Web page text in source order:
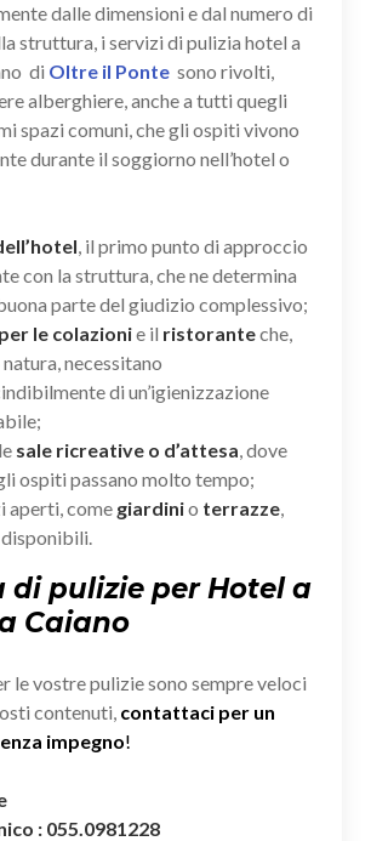
dalle dimensioni e dal numero di
struttura, i servizi di pulizia hotel a
di Oltre il Ponte sono rivolti,
alberghiere, anche a tutti quegli
spazi comuni, che gli ospiti vivono
durante il soggiorno nell’hotel o
, il primo punto di approccio
con la struttura, che ne determina
parte del giudizio complessivo;
le colazionie il ristoranteche,
necessitano
di un’igienizzazione
sale ricreative o d’attesa, dove
ospiti passano molto tempo;
aperti, come giardinio terrazze,
di pulizie per Hotel a
Caiano
le vostre pulizie sono sempre veloci
contenuti, contattaci per un
impegno!
: 055.0981228